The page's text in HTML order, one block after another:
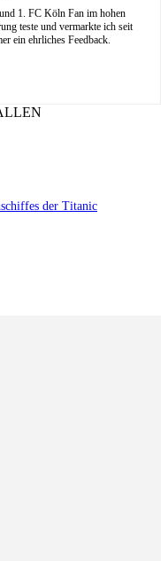
1. FC Köln Fan im hohen
teste und vermarkte ich seit
ein ehrliches Feedback.
der Titanic